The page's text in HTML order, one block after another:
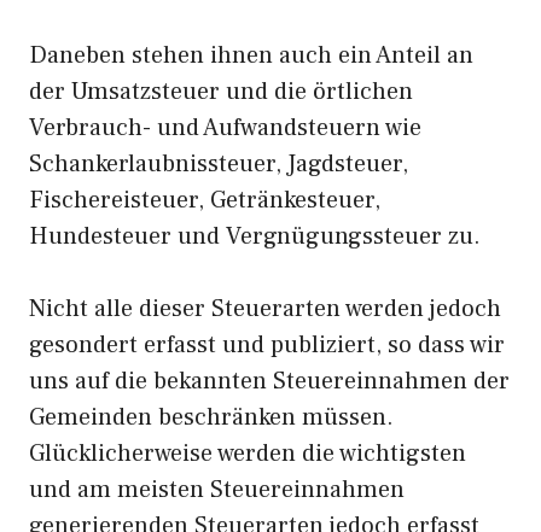
Daneben stehen ihnen auch ein Anteil an
der Umsatzsteuer und die örtlichen
Verbrauch- und Aufwandsteuern wie
Schankerlaubnissteuer, Jagdsteuer,
Fischereisteuer, Getränkesteuer,
Hundesteuer und Vergnügungssteuer zu.
Nicht alle dieser Steuerarten werden jedoch
gesondert erfasst und publiziert, so dass wir
uns auf die bekannten Steuereinnahmen der
Gemeinden beschränken müssen.
Glücklicherweise werden die wichtigsten
und am meisten Steuereinnahmen